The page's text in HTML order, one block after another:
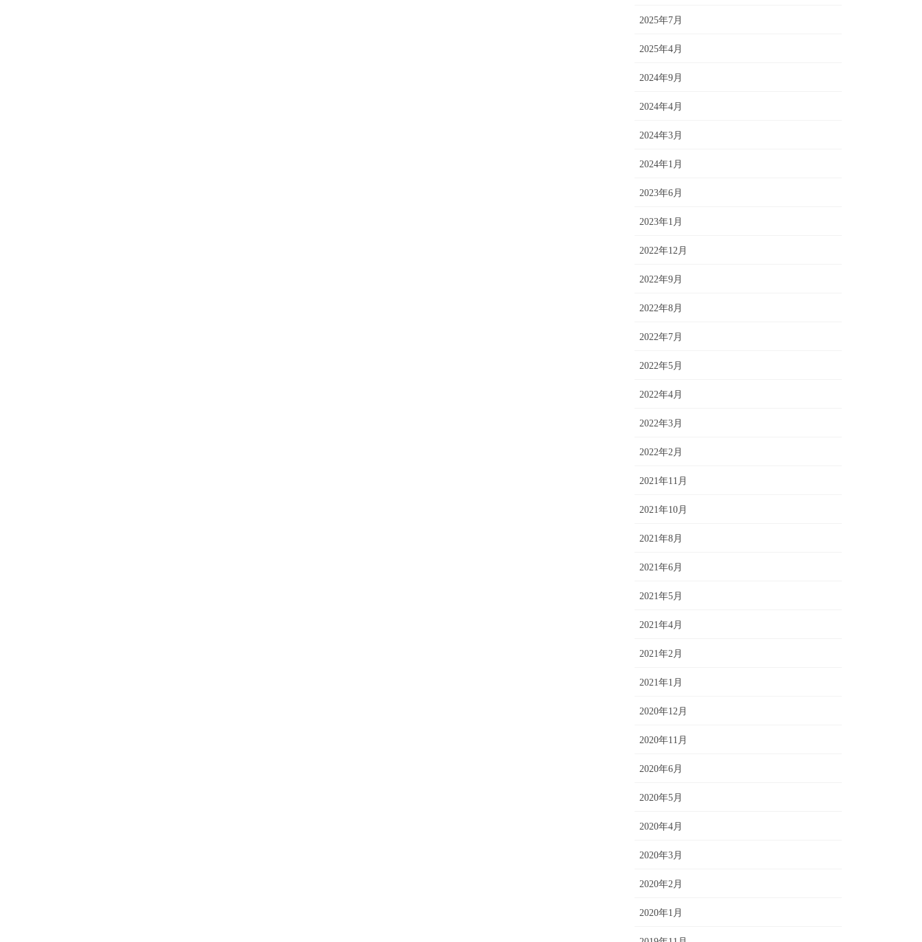
2025年7月
2025年4月
2024年9月
2024年4月
2024年3月
2024年1月
2023年6月
2023年1月
2022年12月
2022年9月
2022年8月
2022年7月
2022年5月
2022年4月
2022年3月
2022年2月
2021年11月
2021年10月
2021年8月
2021年6月
2021年5月
2021年4月
2021年2月
2021年1月
2020年12月
2020年11月
2020年6月
2020年5月
2020年4月
2020年3月
2020年2月
2020年1月